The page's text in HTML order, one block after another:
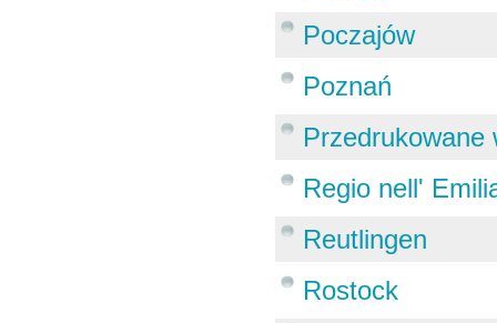
Poczajów
Poznań
Przedrukowane
Regio nell'
Reutlingen
Rostock